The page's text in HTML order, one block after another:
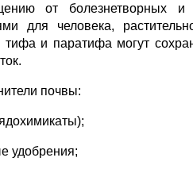
от болезнетворных и
для человека,
тифа и паратифа могут
почвы:
удобрения;